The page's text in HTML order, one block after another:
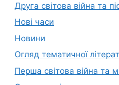
Друга світова війна та
Нові часи
Новини
Огляд тематичної
Перша світова війна та